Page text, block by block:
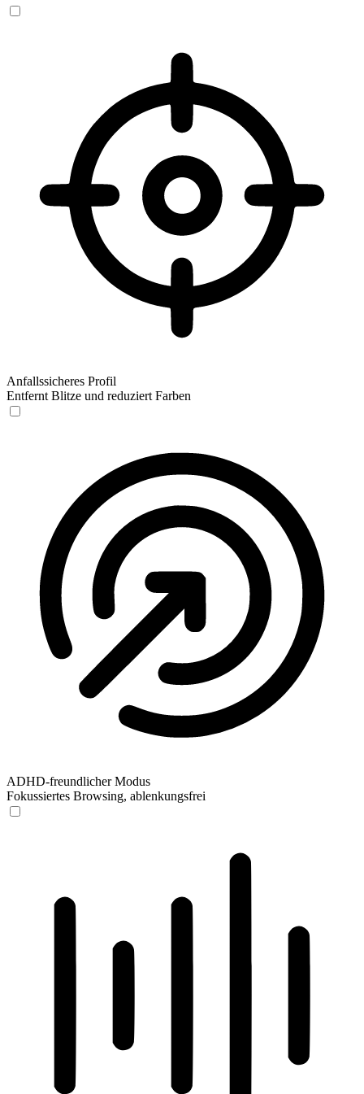
Anfallssicheres Profil
Entfernt Blitze und reduziert Farben
ADHD-freundlicher Modus
Fokussiertes Browsing, ablenkungsfrei